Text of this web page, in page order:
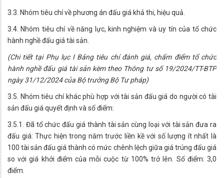
3.3. Nhóm tiêu chí về phương án đấu giá khả thi, hiệu quả.
3.4. Nhóm tiêu chí về năng lực, kinh nghiệm và uy tín của tổ chức
hành nghề đấu giá tài sản.
(Chi tiết tại Phụ lục I Bảng tiêu chí đánh giá, chấm điểm tổ chức
hành nghề đấu giá tài sản kèm theo Thông tư số 19/2024/TT-BTP
ngày 31/12/2024 của Bộ trưởng Bộ Tư pháp)
3.5. Nhóm tiêu chí khác phù hợp với tài sản đấu giá do người có tài
sản đấu giá quyết định và số điểm:
3.5.1. Đã tổ chức đấu giá thành tài sản cùng loại với tài sản đưa ra
đấu giá: Thực hiện trong năm trước liền kề với số lượng ít nhất là
100 tài sản đấu giá thành có mức chênh lệch giữa giá trúng đấu giá
so với giá khởi điểm của mỗi cuộc từ 100% trở lên. Số điểm: 3,0
điểm.